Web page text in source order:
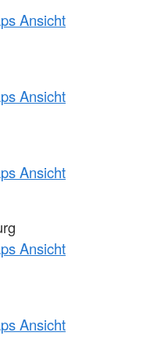
Ansicht
Ansicht
Ansicht
Ansicht
Ansicht